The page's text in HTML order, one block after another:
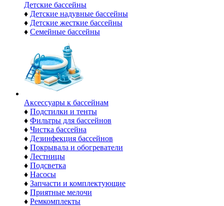
Детские бассейны
♦ Детские надувные бассейны
♦ Детские жесткие бассейны
♦ Семейные бассейны
Аксессуары к бассейнам
♦ Подстилки и тенты
♦ Фильтры для бассейнов
♦ Чистка бассейна
♦ Дезинфекция бассейнов
♦ Покрывала и обогреватели
♦ Лестницы
♦ Подсветка
♦ Насосы
♦ Запчасти и комплектующие
♦ Приятные мелочи
♦ Ремкомплекты